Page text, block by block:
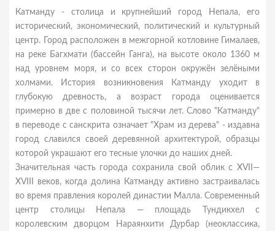
Катманду - столица и крупнейший город Непала, его
исторический, экономический, политический и культурный
центр. Город расположен в межгорной котловине Гималаев,
на реке Багхмати (бассейн Ганга), на высоте около 1360 м
над уровнем моря, и со всех сторон окружён зелёными
холмами. История возникновения Катманду уходит в
глубокую древность, а возраст города оценивается
примерно в две с половиной тысячи лет. Слово "Катманду"
в переводе с санскрита означает "Храм из дерева" - издавна
город славился своей деревянной архитектурой, образцы
которой украшают его тесные улочки до наших дней.
Значительная часть города сохранила свой облик с XVII—
XVIII веков, когда долина Катманду активно застраивалась
во время правления королей династии Малла. Современный
центр столицы Непала — площадь Тундикхел с
королевским дворцом Нараянхити Дурбар (неоклассика,